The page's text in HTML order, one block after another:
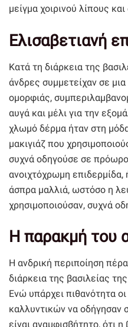
μείγμα χοιρινού λίπους
Ελισαβετιανή
Κατά τη διάρκεια της
άνδρες συμμετείχαν σε
ομορφιάς,
αυγά και μέλι για την
χλωμό δέρμα ήταν στη
μακιγιάζ που
συχνά οδηγούσε σε
ανοιχτόχρωμη
άσπρα μαλλιά, ωστόσο η
χρησιμοποιούσαν, συχνά
Η παρακμή του
Η ανδρική περιποίηση
διάρκεια της βασιλείας
Ενώ υπάρχει πιθανότητα
καλλυντικών να οδήγησαν
είναι αναμφισβήτητο, ότι